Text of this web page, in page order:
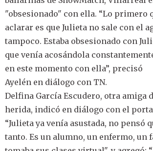
"obsesionado" con ella. “Lo primero
aclarar es que Julieta no sale con el
tampoco. Estaba obsesionado con
que venía acosándola
en este momento con ella”, precisó
Ayelén en diálogo con TN.
Delfina García Escudero, otra amiga
herida, indicó en diálogo con el
“Julieta ya venía asustada, no pensó
tanto. Es un alumno, un enfermo, un